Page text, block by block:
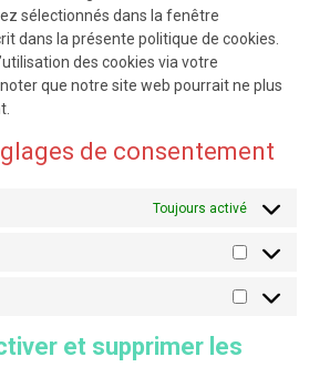
sélectionnés dans la fenêtre
dans la présente politique de cookies.
des cookies via votre
que notre site web pourrait ne plus
de consentement
Toujours activé
et supprimer les